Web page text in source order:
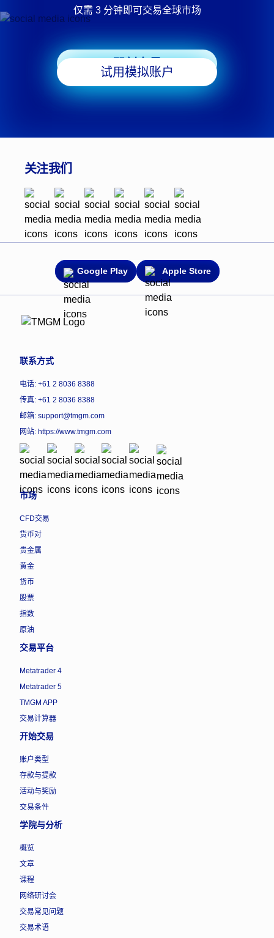
仅需 3 分钟即可交易全球市场
即刻交易
试用模拟账户
关注我们
Google Play Apple Store
联系方式
电话: +61 2 8036 8388
传真: +61 2 8036 8388
邮箱: support@tmgm.com
网站: https://www.tmgm.com
市场
CFD交易
货币对
贵金属
黄金
货币
股票
指数
原油
交易平台
Metatrader 4
Metatrader 5
TMGM APP
交易计算器
开始交易
账户类型
存款与提款
活动与奖励
交易条件
学院与分析
概览
文章
课程
网络研讨会
交易常见问题
交易术语